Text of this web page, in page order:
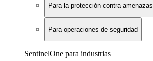
Para la protección contra amenazas
Para operaciones de seguridad
SentinelOne para industrias